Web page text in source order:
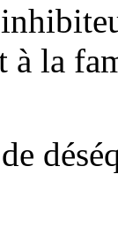
à la